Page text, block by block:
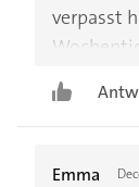
verpasst
weiß
und jetzt
nie was
Emma